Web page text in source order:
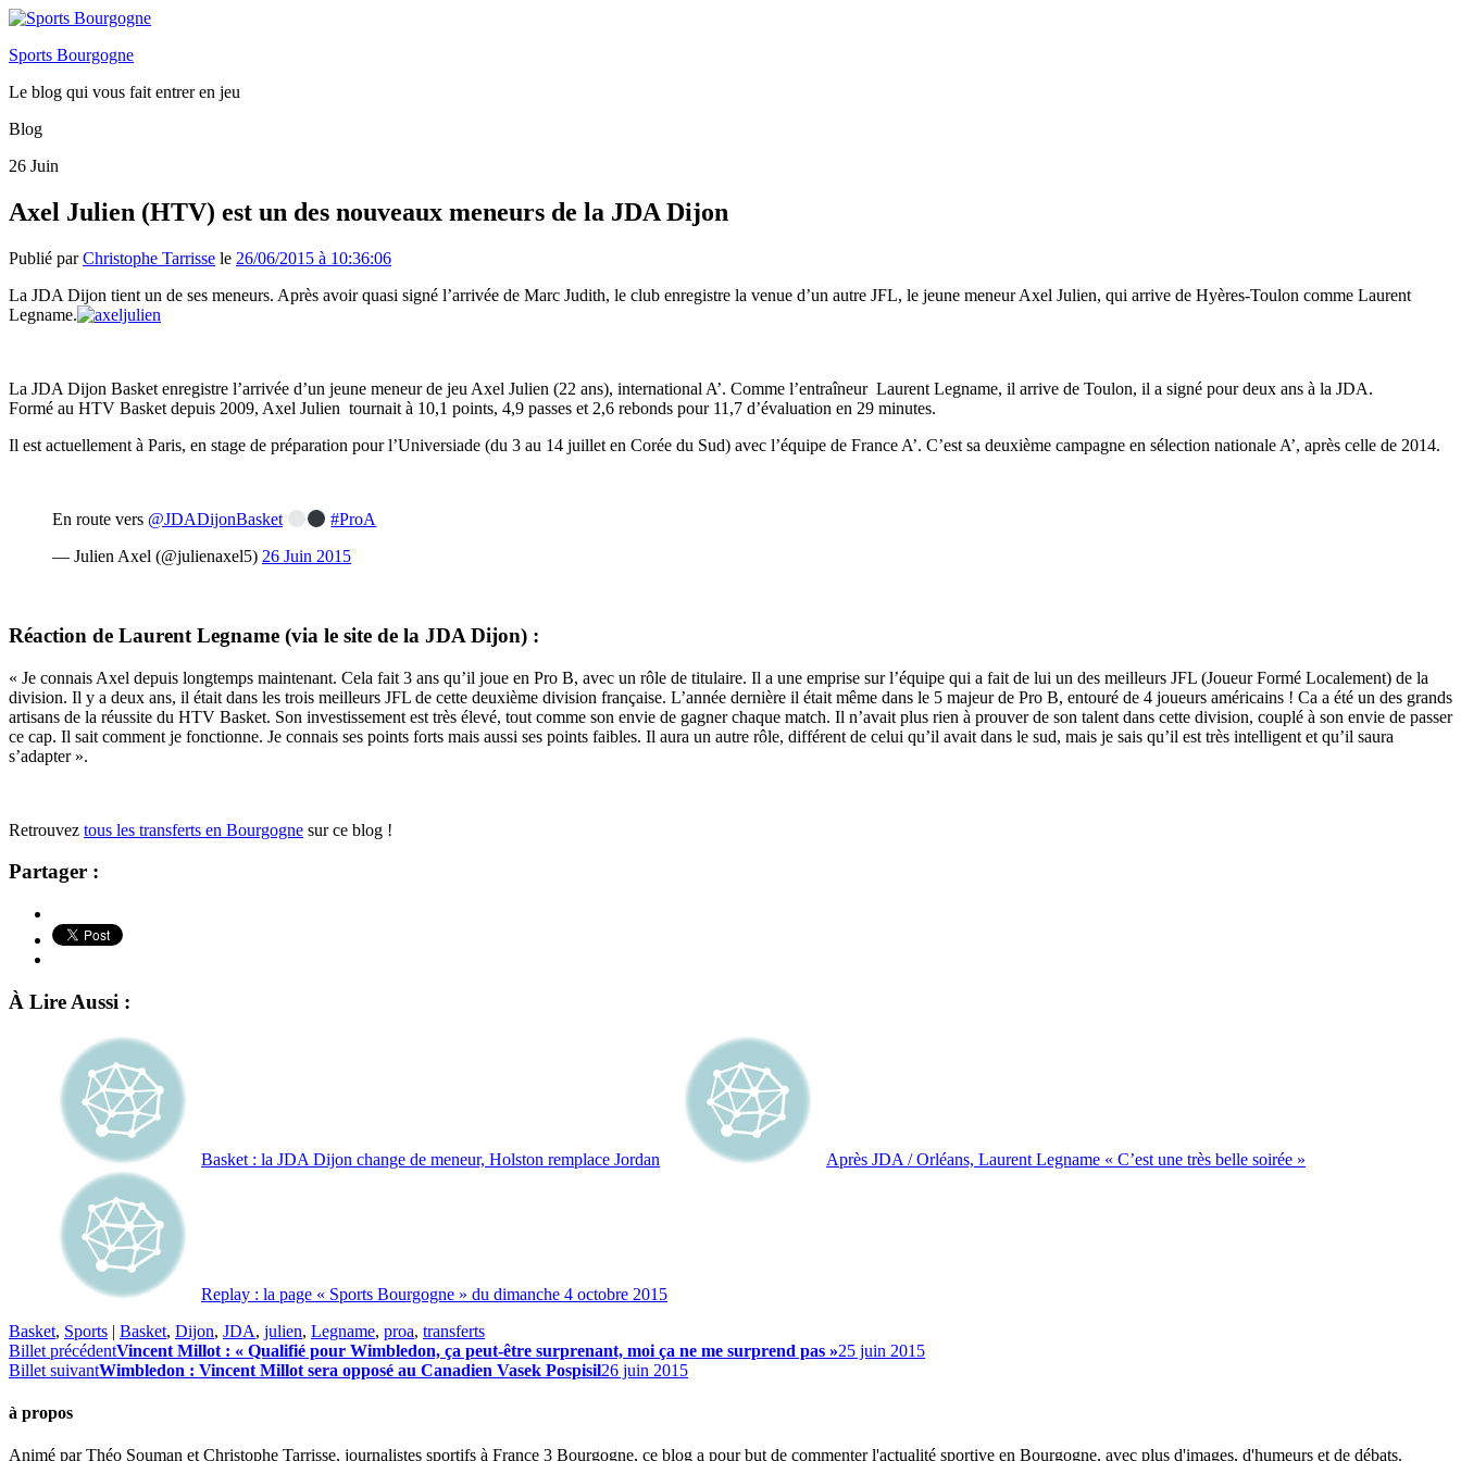
Sports Bourgogne
Le blog qui vous fait entrer en jeu
Blog
26 Juin
Axel Julien (HTV) est un des nouveaux meneurs de la JDA Dijon
Publié parChristophe Tarrisse le 26/06/2015 à 10:36:06
La JDA Dijon tient un de ses meneurs. Après avoir quasi signé l’arrivée de Marc Judith, le club enregistre la venue d’un autre JFL, le jeune meneur Axel Julien, qui arrive de Hyères-Toulon comme Laurent
Legname.
La JDA Dijon Basket enregistre l’arrivée d’un jeune meneur de jeu Axel Julien (22 ans), international A’. Comme l’entraîneur Laurent Legname, il arrive de Toulon, il a signé pour deux ans à la JDA.
Formé au HTV Basket depuis 2009, Axel Julien tournait à 10,1 points, 4,9 passes et 2,6 rebonds pour 11,7 d’évaluation en 29 minutes.
Il est actuellement à Paris, en stage de préparation pour l’Universiade (du 3 au 14 juillet en Corée du Sud) avec l’équipe de France A’. C’est sa deuxième campagne en sélection nationale A’, après celle de 2014.
En route vers @JDADijonBasket
#ProA
— Julien Axel (@julienaxel5) 26 Juin 2015
Réaction de Laurent Legname (via le site de la JDA Dijon) :
« Je connais Axel depuis longtemps maintenant. Cela fait 3 ans qu’il joue en Pro B, avec un rôle de titulaire. Il a une emprise sur l’équipe qui a fait de lui un des meilleurs JFL (Joueur Formé Localement) de la
division. Il y a deux ans, il était dans les trois meilleurs JFL de cette deuxième division française. L’année dernière il était même dans le 5 majeur de Pro B, entouré de 4 joueurs américains ! Ca a été un des grands
artisans de la réussite du HTV Basket. Son investissement est très élevé, tout comme son envie de gagner chaque match. Il n’avait plus rien à prouver de son talent dans cette division, couplé à son envie de passer
ce cap. Il sait comment je fonctionne. Je connais ses points forts mais aussi ses points faibles. Il aura un autre rôle, différent de celui qu’il avait dans le sud, mais je sais qu’il est très intelligent et qu’il saura
s’adapter ».
Retrouvez tous les transferts en Bourgogne sur ce blog !
Partager :
À Lire Aussi :
Basket : la JDA Dijon change de meneur, Holston remplace Jordan Après JDA / Orléans, Laurent Legname « C’est une très belle soirée »
Replay : la page « Sports Bourgogne » du dimanche 4 octobre 2015
Basket, Sports | Basket, Dijon, JDA, julien, Legname, proa, transferts
Billet précédentVincent Millot : « Qualifié pour Wimbledon, ça peut-être surprenant, moi ça ne me surprend pas »25 juin 2015
Billet suivantWimbledon : Vincent Millot sera opposé au Canadien Vasek Pospisil26 juin 2015
à propos
Animé par Théo Souman et Christophe Tarrisse, journalistes sportifs à France 3 Bourgogne, ce blog a pour but de commenter l'actualité sportive en Bourgogne, avec plus d'images, d'humeurs et de débats.